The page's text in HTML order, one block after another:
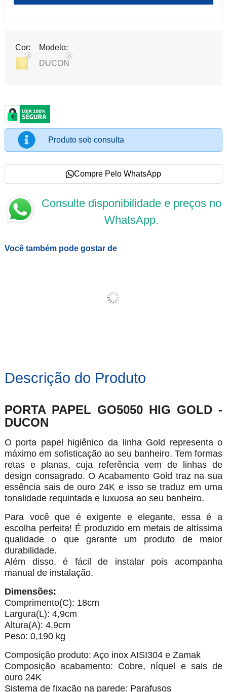
Cor:
Modelo:
DUCON
Produto sob consulta
Compre Pelo WhatsApp
Consulte disponibilidade e preços no
WhatsApp.
Você também pode gostar de
Descrição do Produto
PORTA PAPEL GO5050 HIG GOLD -
DUCON
O porta papel higiênico da linha Gold representa o
máximo em sofisticação ao seu banheiro. Tem formas
retas e planas, cuja referência vem de linhas de
design consagrado. O Acabamento Gold traz na sua
essência sais de ouro 24K e isso se traduz em uma
tonalidade requintada e luxuosa ao seu banheiro.
Para você que é exigente e elegante, essa é a
escolha perfeita! É produzido em metais de altíssima
qualidade o que garante um produto de maior
durabilidade.
Além disso, é fácil de instalar pois acompanha
manual de instalação.
Dimensões:
Comprimento(C): 18cm
Largura(L): 4,9cm
Altura(A): 4,9cm
Peso: 0,190 kg
Composição produto: Aço inox AISI304 e Zamak
Composição acabamento: Cobre, níquel e sais de
ouro 24K
Sistema de fixação na parede: Parafusos